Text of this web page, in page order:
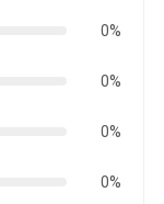
0%
0%
0%
0%